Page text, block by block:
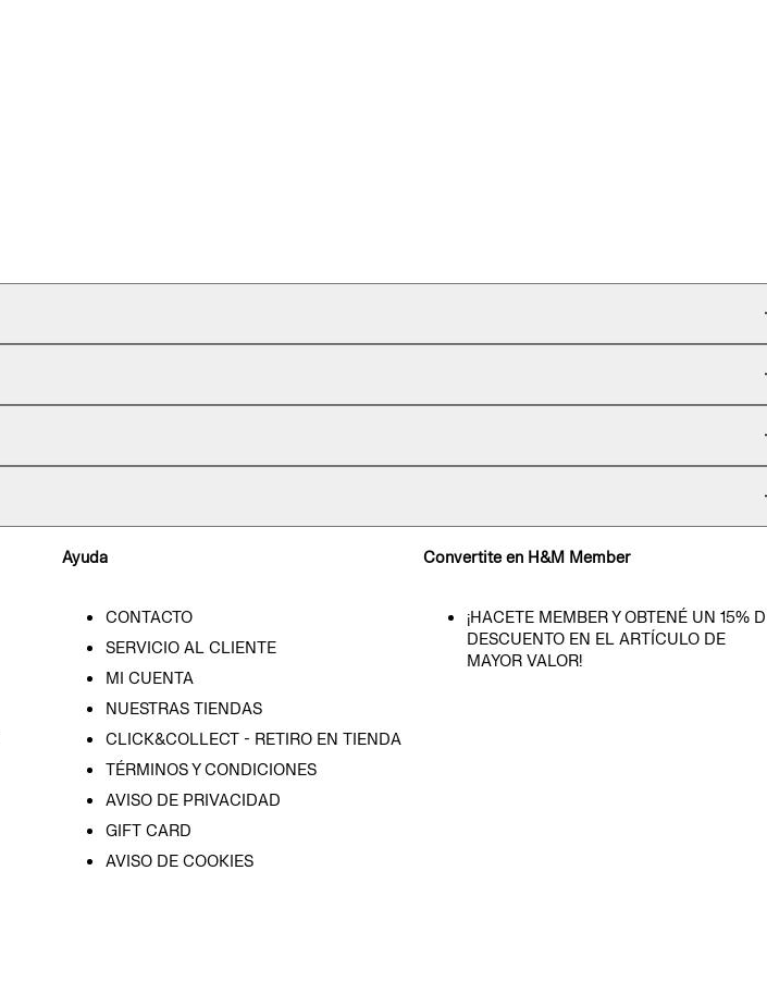
Ayuda
CONTACTO
SERVICIO AL CLIENTE
MI CUENTA
NUESTRAS TIENDAS
CLICK&COLLECT - RETIRO EN TIENDA
TÉRMINOS Y CONDICIONES
AVISO DE PRIVACIDAD
GIFT CARD
AVISO DE COOKIES
Convertite en H&M Member
¡HACETE MEMBER Y OBTENÉ UN 15%
DESCUENTO EN EL ARTÍCULO DE
MAYOR VALOR!